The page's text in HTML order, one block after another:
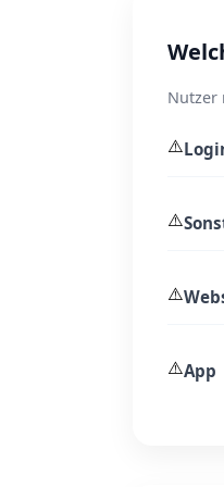
Nutzer
⚠️
⚠️
⚠️
⚠️App